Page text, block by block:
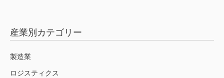
産業別カテゴリー
製造業
ロジスティクス